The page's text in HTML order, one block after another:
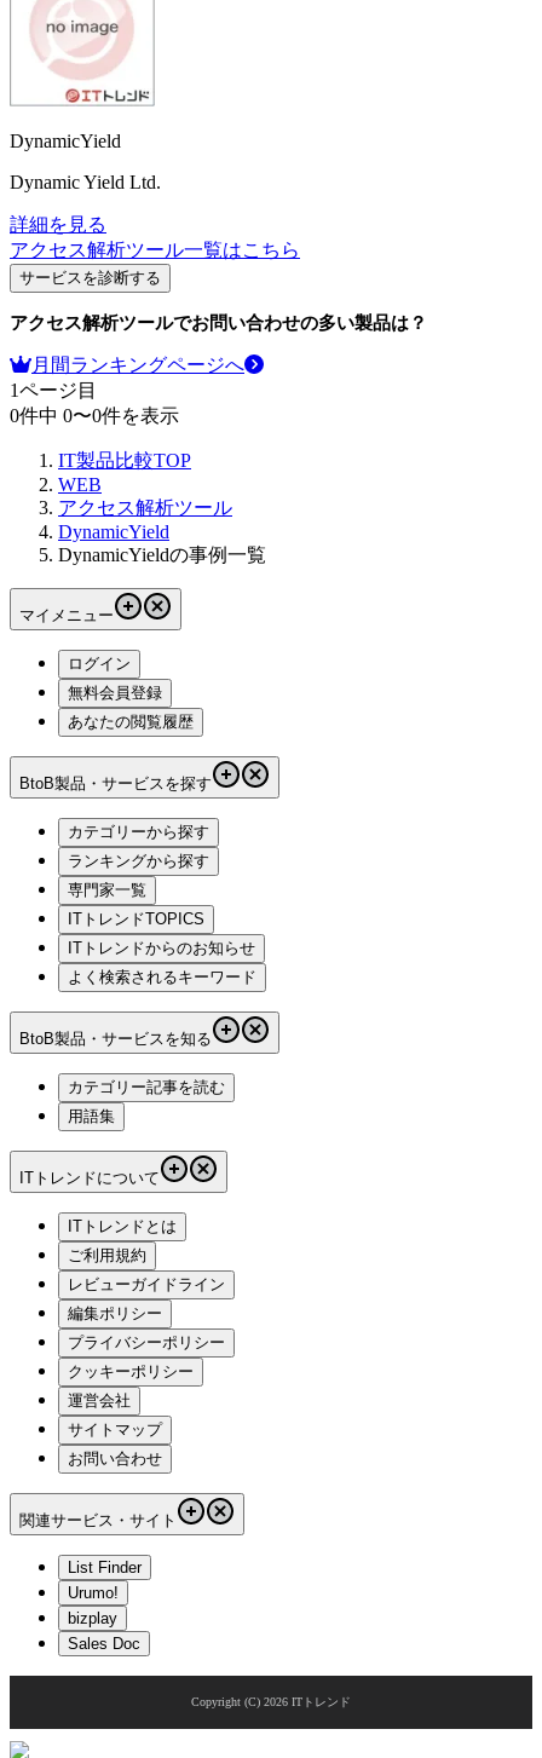
DynamicYield
Dynamic Yield Ltd.
詳細を見る
アクセス解析ツール一覧はこちら
サービスを診断する
アクセス解析ツールでお問い合わせの多い製品は？
月間ランキングページへ
1ページ目
0件中 0〜0件を表示
IT製品比較TOP
WEB
アクセス解析ツール
DynamicYield
DynamicYieldの事例一覧
マイメニュー
ログイン
無料会員登録
あなたの閲覧履歴
BtoB製品・サービスを探す
カテゴリーから探す
ランキングから探す
専門家一覧
ITトレンドTOPICS
ITトレンドからのお知らせ
よく検索されるキーワード
BtoB製品・サービスを知る
カテゴリー記事を読む
用語集
ITトレンドについて
ITトレンドとは
ご利用規約
レビューガイドライン
編集ポリシー
プライバシーポリシー
クッキーポリシー
運営会社
サイトマップ
お問い合わせ
関連サービス・サイト
List Finder
Urumo!
bizplay
Sales Doc
Copyright (C) 2026 ITトレンド